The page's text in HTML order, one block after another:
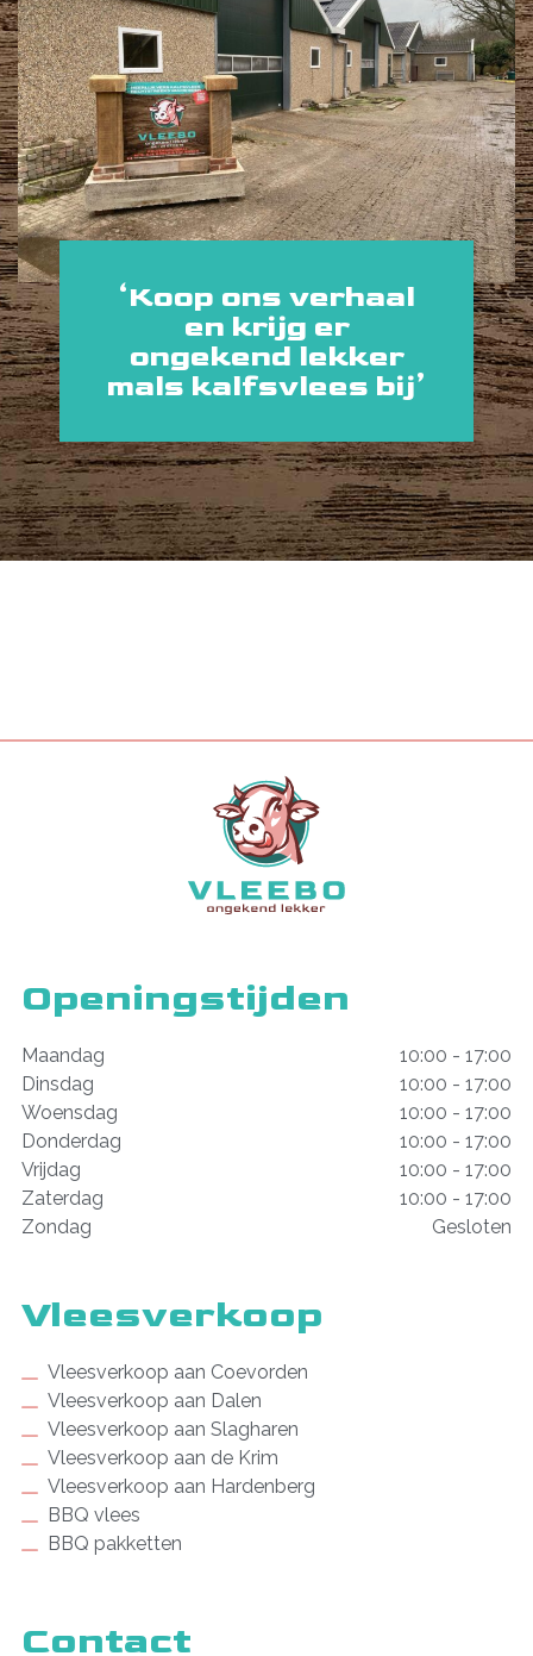
‘Koop ons verhaal
en krijg er
ongekend lekker
mals kalfsvlees bij’
Openingstijden
Maandag
10:00 - 17:00
Dinsdag
10:00 - 17:00
Woensdag
10:00 - 17:00
Donderdag
10:00 - 17:00
Vrijdag
10:00 - 17:00
Zaterdag
10:00 - 17:00
Zondag
Gesloten
Vleesverkoop
Vleesverkoop aan Coevorden
Vleesverkoop aan Dalen
Vleesverkoop aan Slagharen
Vleesverkoop aan de Krim
Vleesverkoop aan Hardenberg
BBQ vlees
BBQ pakketten
Contact